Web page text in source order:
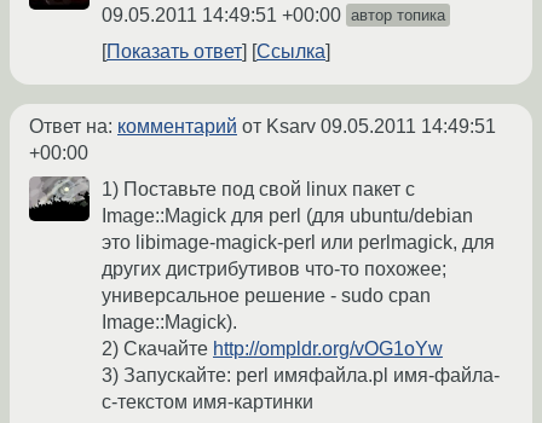
09.05.2011 14:49:51 +00:00 автор топика
Показать ответ Ссылка
Ответ на: комментарий от Ksarv 09.05.2011 14:49:51
+00:00
1) Поставьте под свой linux пакет с
Image::Magick для perl (для ubuntu/debian
это libimage-magick-perl или perlmagick, для
других дистрибутивов что-то похожее;
универсальное решение - sudo cpan
Image::Magick).
2) Скачайте http://ompldr.org/vOG1oYw
3) Запускайте: perl имяфайла.pl имя-файла-
с-текстом имя-картинки